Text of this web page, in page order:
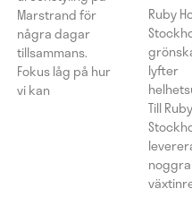
Marstrand för
några dagar
tillsammans.
Fokus låg på hur
vi kan
Ruby
lyfter
Till